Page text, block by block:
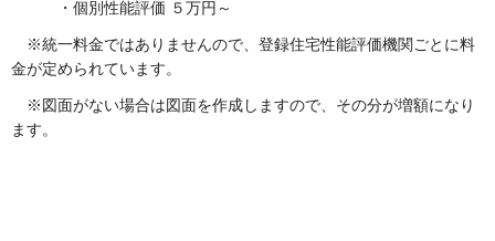
・個別性能評価 ５万円～
※統一料金ではありませんので、登録住宅性能評価機関ごとに料
金が定められています。
※図面がない場合は図面を作成しますので、その分が増額になり
ます。